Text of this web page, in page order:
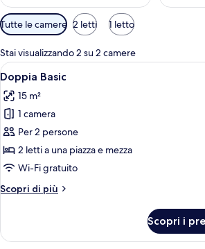
Filtri
disponibili
per
le
camere
Tutte le camere 2 letti 1 letto
Stai visualizzando 2 su 2 camere
Apri
tutte
le
foto
per
Doppia
Basic
Una
5
Doppia Basic
15 m²
1 camera
Per 2 persone
2 letti a una piazza e mezza
Wi-Fi gratuito
Scopri di più
Altri
Basic
Scopri i